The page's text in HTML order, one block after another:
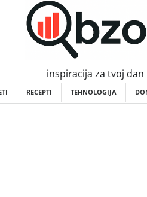
inspiracija za tvoj dan
RECEPTI TEHNOLOGIJA